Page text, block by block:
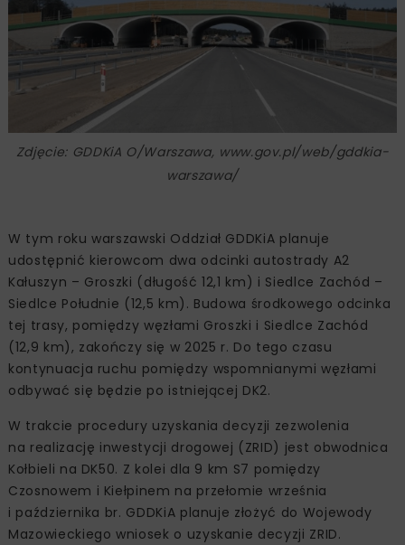
Zdjęcie: GDDKiA O/Warszawa, www.gov.pl/web/gddkia-
warszawa/
W tym roku warszawski Oddział GDDKiA planuje
udostępnić kierowcom dwa odcinki autostrady A2
Kałuszyn – Groszki (długość 12,1 km) i Siedlce Zachód –
Siedlce Południe (12,5 km). Budowa środkowego odcinka
tej trasy, pomiędzy węzłami Groszki i Siedlce Zachód
(12,9 km), zakończy się w 2025 r. Do tego czasu
kontynuacja ruchu pomiędzy wspomnianymi węzłami
odbywać się będzie po istniejącej DK2.
W trakcie procedury uzyskania decyzji zezwolenia
na realizację inwestycji drogowej (ZRID) jest obwodnica
Kołbieli na DK50. Z kolei dla 9 km S7 pomiędzy
Czosnowem i Kiełpinem na przełomie września
i października br. GDDKiA planuje złożyć do Wojewody
Mazowieckiego wniosek o uzyskanie decyzji ZRID.